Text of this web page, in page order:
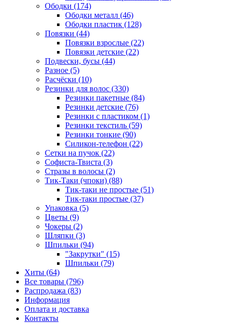
Ободки (174)
Ободки металл (46)
Ободки пластик (128)
Повязки (44)
Повязки взрослые (22)
Повязки детские (22)
Подвески, бусы (44)
Разное (5)
Расчёски (10)
Резинки для волос (330)
Резинки пакетные (84)
Резинки детские (76)
Резинки с пластиком (1)
Резинки текстиль (59)
Резинки тонкие (90)
Силикон-телефон (22)
Сетки на пучок (22)
Софиста-Твиста (3)
Стразы в волосы (2)
Тик-Таки (чпоки) (88)
Тик-таки не простые (51)
Тик-таки простые (37)
Упаковка (5)
Цветы (9)
Чокеры (2)
Шляпки (3)
Шпильки (94)
"Закрутки" (15)
Шпильки (79)
Хиты (64)
Все товары (796)
Распродажа (83)
Информация
Оплата и доставка
Контакты